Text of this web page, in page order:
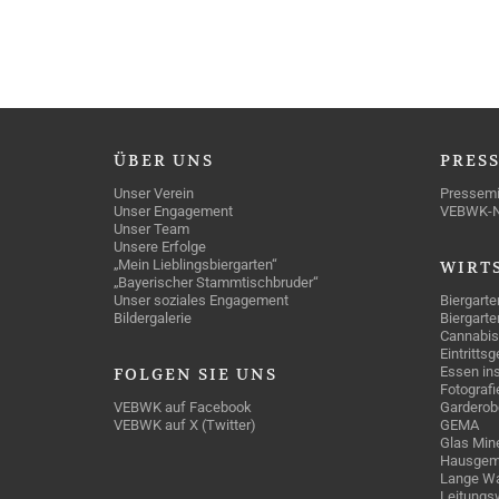
ÜBER UNS
Unser Verein
Unser Engagement
Unser Team
Unsere Erfolge
„Mein Lieblingsbiergarten“
„Bayerischer Stammtischbruder“
Unser soziales Engagement
Bildergalerie
FOLGEN SIE UNS
VEBWK auf Facebook
VEBWK auf X (Twitter)
VEBWK-
Essen
GEMA
Glas
Lange